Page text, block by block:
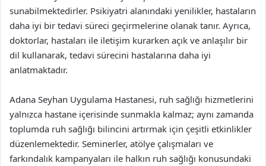
sunabilmektedirler. Psikiyatri alanındaki yenilikler, hastaların
daha iyi bir tedavi süreci geçirmelerine olanak tanır. Ayrıca,
doktorlar, hastaları ile iletişim kurarken açık ve anlaşılır bir
dil kullanarak, tedavi sürecini hastalarına daha iyi
anlatmaktadır.
Adana Seyhan Uygulama Hastanesi, ruh sağlığı hizmetlerini
yalnızca hastane içerisinde sunmakla kalmaz; aynı zamanda
toplumda ruh sağlığı bilincini artırmak için çeşitli etkinlikler
düzenlemektedir. Seminerler, atölye çalışmaları ve
farkındalık kampanyaları ile halkın ruh sağlığı konusundaki